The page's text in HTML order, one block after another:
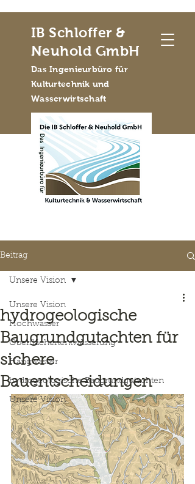
IB Schloffer &
Neuhold GmbH
Das Ingenieurbüro für
Kulturtechnik und
Wasserwirtschaft
Beitrag
Unsere Vision
Hochwasser
Oberflächenentwässerung
Hangwasser
hydrogeologische Baugrundgutachten
Unsere Vision
Unsere Vision
hydrogeologische
Baugrundgutachten für
sichere
Bauentscheidungen